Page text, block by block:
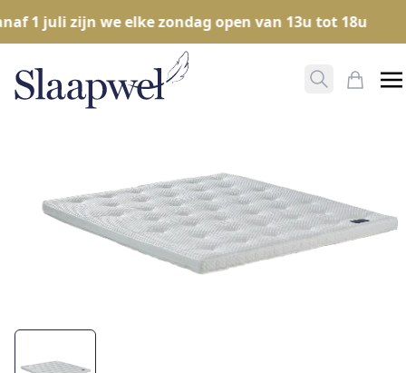
1 juli zijn we elke zondag open van 13u tot 18u
ZoekenMijn